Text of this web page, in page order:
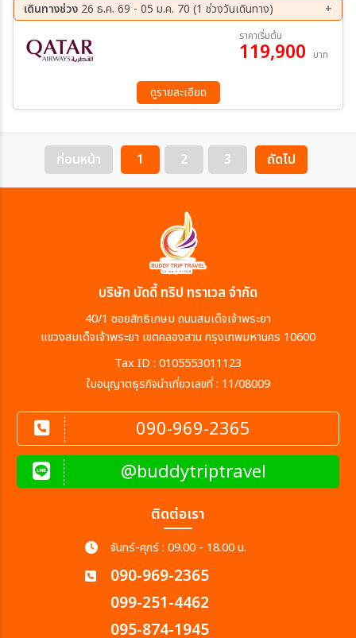
โทเลโด - มาดริด - พระราชวังหลวง - พลาซ่ามายอร์ - เซโกเบีย - สะพาน
ส่งน้ำโรมัน - ซาราโกซ่า - วิหารแม่พระแห่งเสาศักดิ์สิทธิ์ - ช้อปปิ้ง LA
ROCA VILLAGE - บาร์เซโลน่า - วิหารซากราด้า แฟมิเลีย - สนามฟุตบ
อลคัมป์นู - ถนนลารัมบรา
เดินทางช่วง 26 ธ.ค. 69 - 05 ม.ค. 70 (1 ช่วงวันเดินทาง)
ราคาเริ่มต้น
119,900 บาท
ดูรายละเอียด
ก่อนหน้า 1 2 3 ถัดไป
บริษัท บัดดี้ ทริป ทราเวล จำกัด
40/1 ซอยสิทธิเกษม ถนนสมเด็จเจ้าพระยา
แขวงสมเด็จเจ้าพระยา เขตคลองสาน กรุงเทพมหานคร 10600
Tax ID : 0105553011123
ใบอนุญาตธุรกิจนำเที่ยวเลขที่ : 11/08009
090-969-2365
@buddytriptravel
ติดต่อเรา
จันทร์-ศุกร์ : 09.00 - 18.00 น.
090-969-2365
099-251-4462
095-874-1945